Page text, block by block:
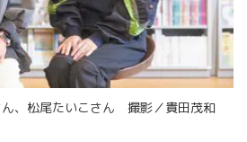
ん、松尾たいこさん 撮影／貴田茂和